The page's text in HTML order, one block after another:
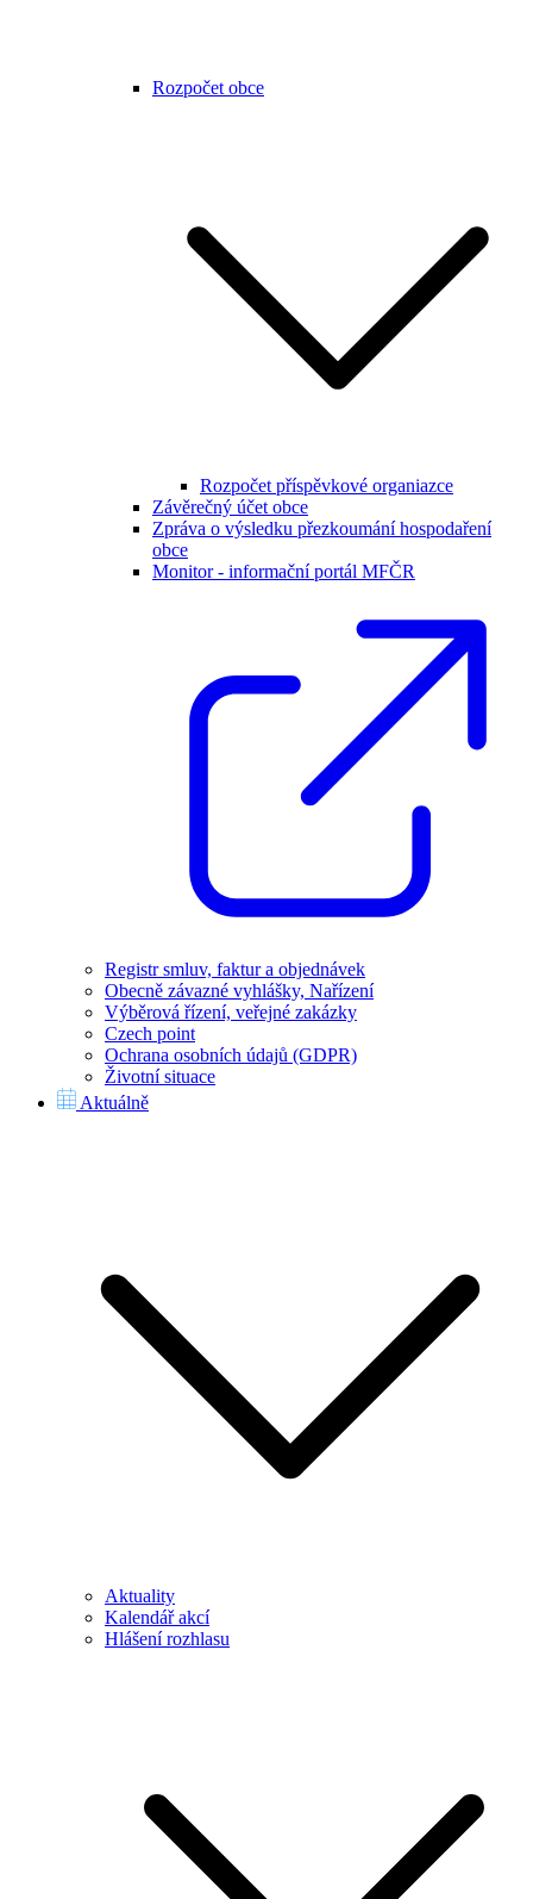
Rozpočet obce
Rozpočet příspěvkové organiazce
Závěrečný účet obce
Zpráva o výsledku přezkoumání hospodaření
obce
Monitor - informační portál MFČR
Registr smluv, faktur a objednávek
Obecně závazné vyhlášky, Nařízení
Výběrová řízení, veřejné zakázky
Czech point
Ochrana osobních údajů (GDPR)
Životní situace
Aktuálně
Aktuality
Kalendář akcí
Hlášení rozhlasu